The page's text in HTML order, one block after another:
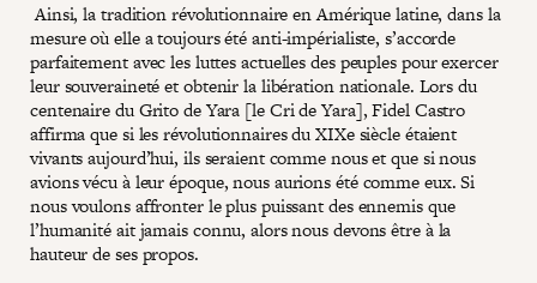
Ainsi, la tradition révolutionnaire en Amérique latine, dans la
mesure où elle a toujours été anti-impérialiste, s’accorde
parfaitement avec les luttes actuelles des peuples pour exercer
leur souveraineté et obtenir la libération nationale. Lors du
centenaire du Grito de Yara [le Cri de Yara], Fidel Castro
affirma que si les révolutionnaires du XIXe siècle étaient
vivants aujourd’hui, ils seraient comme nous et que si nous
avions vécu à leur époque, nous aurions été comme eux. Si
nous voulons affronter le plus puissant des ennemis que
l’humanité ait jamais connu, alors nous devons être à la
hauteur de ses propos.